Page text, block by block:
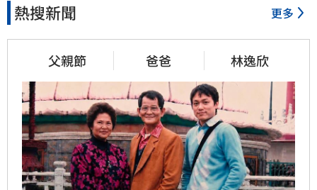
熱搜新聞 更多
父親節 爸爸 林逸欣